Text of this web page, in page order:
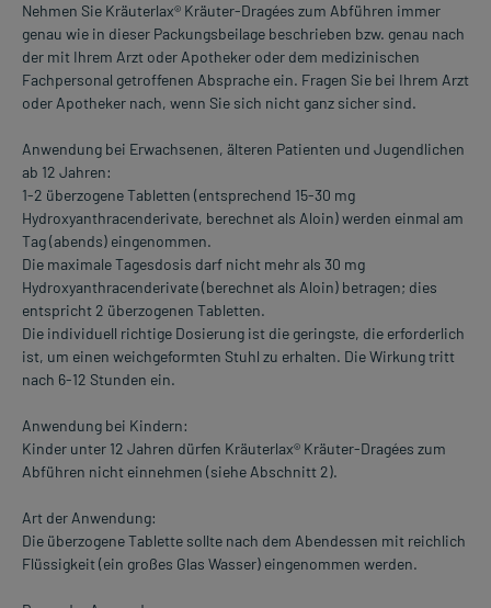
Nehmen Sie Kräuterlax® Kräuter-Dragées zum Abführen immer
genau wie in dieser Packungsbeilage beschrieben bzw. genau nach
der mit Ihrem Arzt oder Apotheker oder dem medizinischen
Fachpersonal getroffenen Absprache ein. Fragen Sie bei Ihrem Arzt
oder Apotheker nach, wenn Sie sich nicht ganz sicher sind.
Anwendung bei Erwachsenen, älteren Patienten und Jugendlichen
ab 12 Jahren:
1-2 überzogene Tabletten (entsprechend 15-30 mg
Hydroxyanthracenderivate, berechnet als Aloin) werden einmal am
Tag (abends) eingenommen.
Die maximale Tagesdosis darf nicht mehr als 30 mg
Hydroxyanthracenderivate (berechnet als Aloin) betragen; dies
entspricht 2 überzogenen Tabletten.
Die individuell richtige Dosierung ist die geringste, die erforderlich
ist, um einen weichgeformten Stuhl zu erhalten. Die Wirkung tritt
nach 6-12 Stunden ein.
Anwendung bei Kindern:
Kinder unter 12 Jahren dürfen Kräuterlax® Kräuter-Dragées zum
Abführen nicht einnehmen (siehe Abschnitt 2).
Art der Anwendung:
Die überzogene Tablette sollte nach dem Abendessen mit reichlich
Flüssigkeit (ein großes Glas Wasser) eingenommen werden.